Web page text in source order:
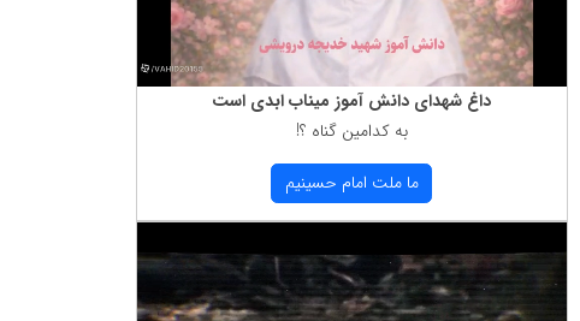
داغ شهدای دانش آموز میناب ابدی است
به كدامین گناه ؟!
ما ملت امام حسینیم